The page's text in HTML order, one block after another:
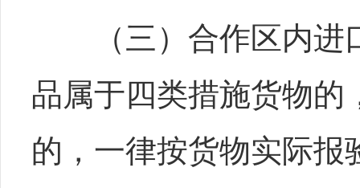
（三）合作区内进口
品属于四类措施货物的
的，一律按货物实际报